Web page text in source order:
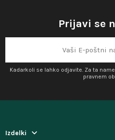
Prijavi se
Kadarkoli se lahko odjavite. Za ta
pravnem
Izdelki